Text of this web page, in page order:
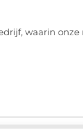
waarin onze